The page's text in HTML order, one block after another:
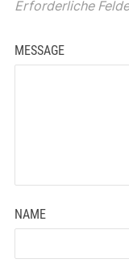
Erforderliche
MESSAGE
NAME